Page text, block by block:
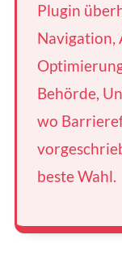
Plugin
Navigation,
Behörde,
wo
beste Wahl.